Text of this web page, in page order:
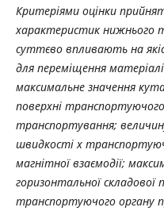
Критеріями оцінки
характеристик нижнього
суттєво впливають на
для переміщення
максимальне значення
поверхні
транспортування;
швидкості х
магнітної взаємодії;
горизонтальної складової
транспортуючого органу